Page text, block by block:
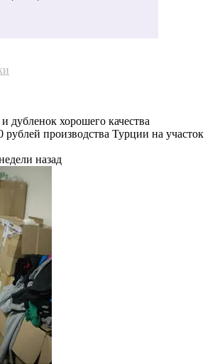
дубленок хорошего качества
рублей производства Турции на участок
назад